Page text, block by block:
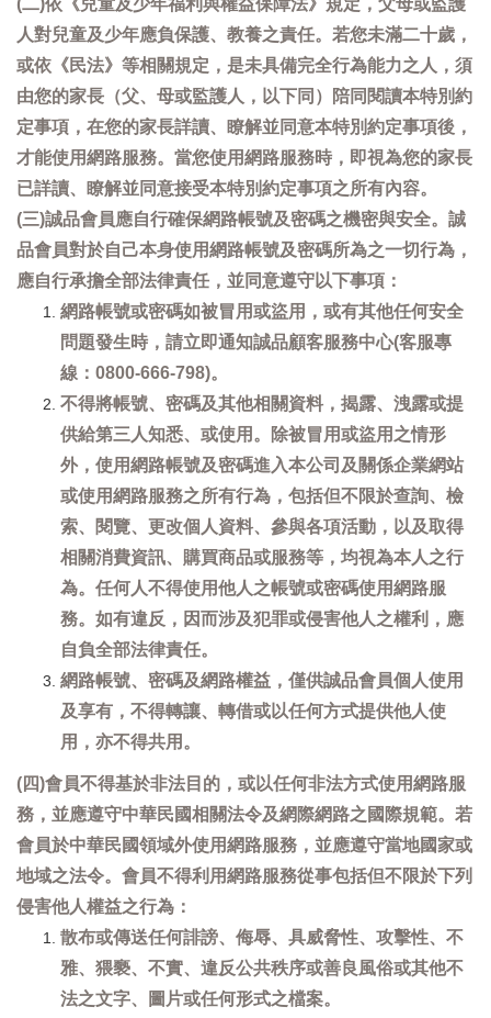
(二)依《兒童及少年福利與權益保障法》規定，父母或監護
人對兒童及少年應負保護、教養之責任。若您未滿二十歲，
或依《民法》等相關規定，是未具備完全行為能力之人，須
由您的家長（父、母或監護人，以下同）陪同閱讀本特別約
定事項，在您的家長詳讀、瞭解並同意本特別約定事項後，
才能使用網路服務。當您使用網路服務時，即視為您的家長
已詳讀、瞭解並同意接受本特別約定事項之所有內容。
(三)誠品會員應自行確保網路帳號及密碼之機密與安全。誠
品會員對於自己本身使用網路帳號及密碼所為之一切行為，
應自行承擔全部法律責任，並同意遵守以下事項：
網路帳號或密碼如被冒用或盜用，或有其他任何安全
問題發生時，請立即通知誠品顧客服務中心(客服專
線：0800-666-798)。
不得將帳號、密碼及其他相關資料，揭露、洩露或提
供給第三人知悉、或使用。除被冒用或盜用之情形
外，使用網路帳號及密碼進入本公司及關係企業網站
或使用網路服務之所有行為，包括但不限於查詢、檢
索、閱覽、更改個人資料、參與各項活動，以及取得
相關消費資訊、購買商品或服務等，均視為本人之行
為。任何人不得使用他人之帳號或密碼使用網路服
務。如有違反，因而涉及犯罪或侵害他人之權利，應
自負全部法律責任。
網路帳號、密碼及網路權益，僅供誠品會員個人使用
及享有，不得轉讓、轉借或以任何方式提供他人使
用，亦不得共用。
(四)會員不得基於非法目的，或以任何非法方式使用網路服
務，並應遵守中華民國相關法令及網際網路之國際規範。若
會員於中華民國領域外使用網路服務，並應遵守當地國家或
地域之法令。會員不得利用網路服務從事包括但不限於下列
侵害他人權益之行為：
散布或傳送任何誹謗、侮辱、具威脅性、攻擊性、不
雅、猥褻、不實、違反公共秩序或善良風俗或其他不
法之文字、圖片或任何形式之檔案。